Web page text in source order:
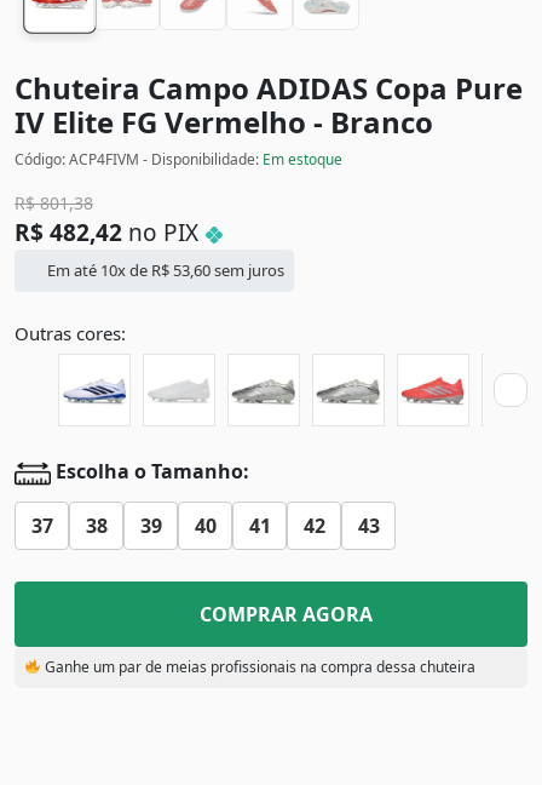
Chuteira Campo ADIDAS Copa Pure
IV Elite FG Vermelho - Branco
Código: ACP4FIVM - Disponibilidade: Em estoque
R$801,38
R$ 482,42 no PIX
Em até 10x de R$ 53,60sem juros
Outras cores:
Escolha o Tamanho:
37 38 39 40 41 42 43
COMPRAR AGORA
Ganhe um par de meias profissionais na compra dessa chuteira